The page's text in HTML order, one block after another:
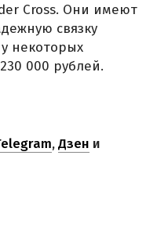
Cross. Они имеют
связку
некоторых
000 рублей.
,Дзен и